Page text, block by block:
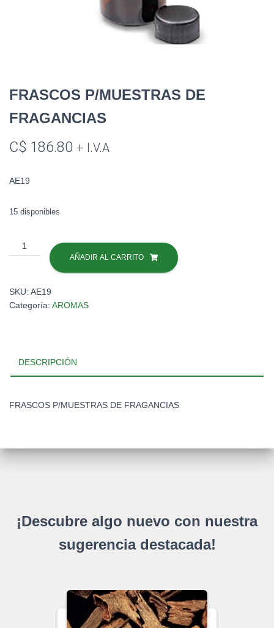
FRASCOS P/MUESTRAS DE
FRAGANCIAS
C$ 186.80 + I.V.A
AE19
15 disponibles
FRASCOS
P/MUESTRAS
cantidad
AÑADIR AL CARRITO
SKU: AE19
Categoría: AROMAS
DESCRIPCIÓN
FRASCOS P/MUESTRAS DE FRAGANCIAS
¡Descubre algo nuevo con nuestra
sugerencia destacada!